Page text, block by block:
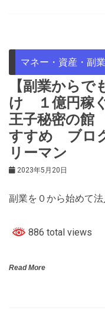
マネー・資産・副業
【副業から
け １億円稼
王子秘密の
すすめ ブ
リーマン
2023年5月20日
副業を０から始めて
886 total views
Read More